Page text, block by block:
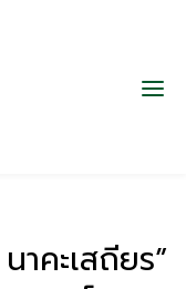
คะเสถียร”